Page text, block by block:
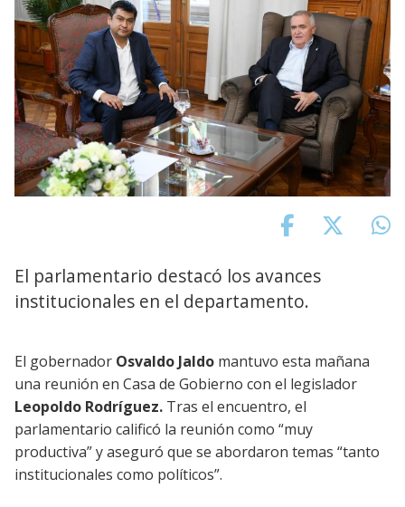
El parlamentario destacó los avances
institucionales en el departamento.
El gobernador Osvaldo Jaldo mantuvo esta mañana
una reunión en Casa de Gobierno con el legislador
Leopoldo Rodríguez. Tras el encuentro, el
parlamentario calificó la reunión como “muy
productiva” y aseguró que se abordaron temas “tanto
institucionales como políticos”.